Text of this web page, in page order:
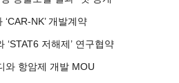
기
사
유
기
NK’ 개발계약
저해제’ 연구협약
와 항암제 개발 MOU